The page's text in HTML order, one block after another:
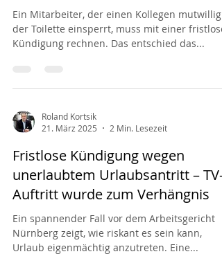
Ein Mitarbeiter, der einen Kollegen mutwillig
der Toilette einsperrt, muss mit einer
Kündigung rechnen. Das entschied das...
Roland Kortsik
21. März 2025
2 Min. Lesezeit
Fristlose Kündigung wegen
unerlaubtem Urlaubsantritt – TV-
Auftritt wurde zum Verhängnis
Ein spannender Fall vor dem Arbeitsgericht
Nürnberg zeigt, wie riskant es sein kann,
Urlaub eigenmächtig anzutreten. Eine...